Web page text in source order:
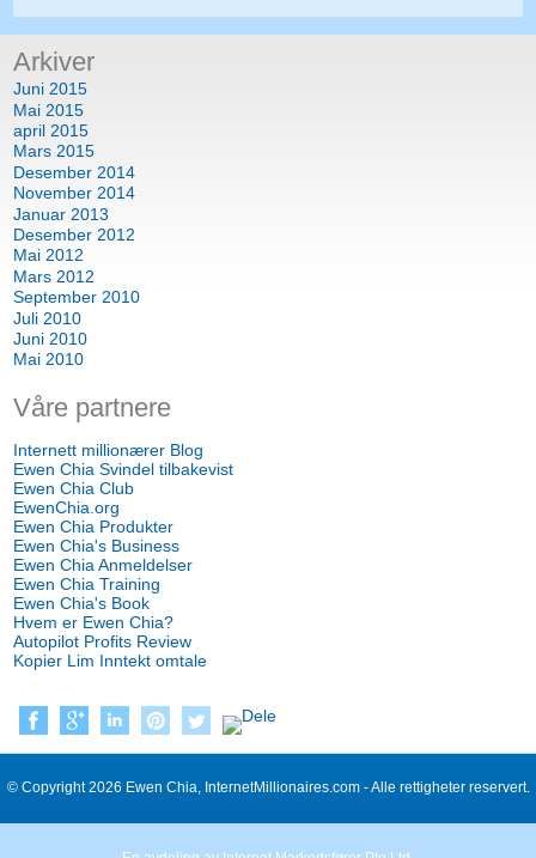
Arkiver
Juni 2015
Mai 2015
april 2015
Mars 2015
Desember 2014
November 2014
Januar 2013
Desember 2012
Mai 2012
Mars 2012
September 2010
Juli 2010
Juni 2010
Mai 2010
Våre partnere
Internett millionærer Blog
Ewen Chia Svindel tilbakevist
Ewen Chia Club
EwenChia.org
Ewen Chia Produkter
Ewen Chia's Business
Ewen Chia Anmeldelser
Ewen Chia Training
Ewen Chia's Book
Hvem er Ewen Chia?
Autopilot Profits Review
Kopier Lim Inntekt omtale
© Copyright 2026 Ewen Chia, InternetMillionaires.com - Alle rettigheter reservert.